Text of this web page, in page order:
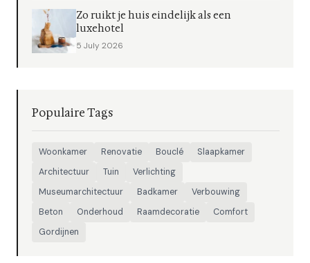
Zo ruikt je huis eindelijk als een
luxehotel
5 July 2026
Populaire Tags
Woonkamer Renovatie Bouclé
Slaapkamer
Architectuur
Tuin
Verlichting
Museumarchitectuur
Badkamer
Verbouwing
Beton
Onderhoud Raamdecoratie
Comfort
Gordijnen